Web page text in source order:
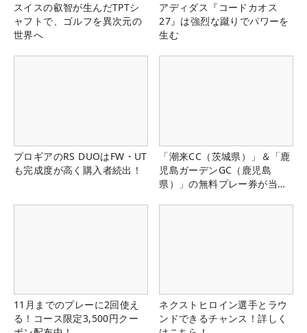
スイスの叡智が生んだTPTシ
ャフトで、ゴルフを異次元の
世界へ
アディダス『コードカオス
27』は強烈な蹴りでパワーを
生む
プロギアのRS DUOはFW・UT
も完成度が高く購入者続出！
「潮来CC（茨城県）」＆「鹿
児島ガーデンGC（鹿児島
県）」の無料プレー券が当た
11月までのプレーに2回使え
る！コース限定3,500円クー
ネクストヒロイン選手とラウ
ンドできるチャンス！詳しく